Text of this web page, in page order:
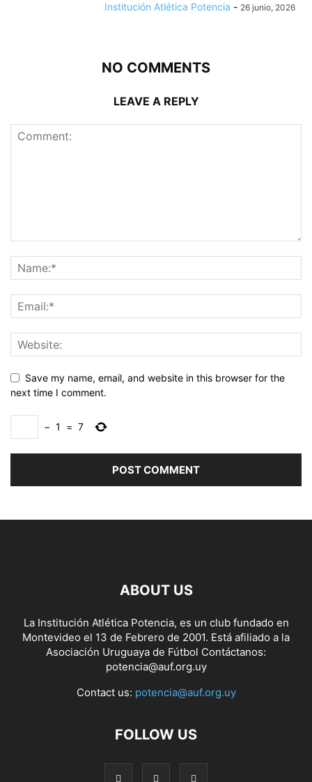
Institución Atlética Potencia - 26 junio, 2026
NO COMMENTS
LEAVE A REPLY
Save my name, email, and website in this browser for the
next time I comment.
− 1 = 7
ABOUT US
La Institución Atlética Potencia, es un club fundado en
Montevideo el 13 de Febrero de 2001. Está afiliado a la
Asociación Uruguaya de Fútbol Contáctanos:
potencia@auf.org.uy
Contact us: potencia@auf.org.uy
FOLLOW US